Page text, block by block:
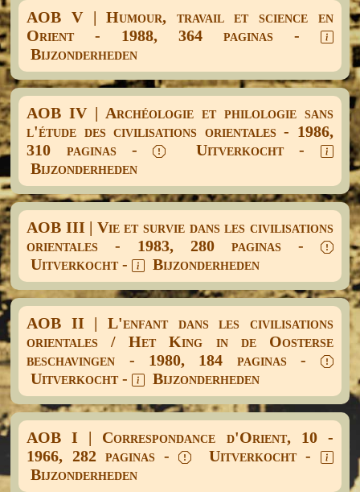
AOB V | Humour, travail et science en
Orient - 1988, 364 paginas -
Bijzonderheden
AOB IV | Archéologie et philologie sans
l'étude des civilisations orientales - 1986,
310 paginas -
Uitverkocht -
Bijzonderheden
AOB III | Vie et survie dans les civilisations
orientales - 1983, 280 paginas -
Uitverkocht -
Bijzonderheden
AOB II | L'enfant dans les civilisations
orientales / Het King in de Oosterse
beschavingen - 1980, 184 paginas -
Uitverkocht -
Bijzonderheden
AOB I | Correspondance d'Orient, 10 -
1966, 282 paginas -
Uitverkocht -
Bijzonderheden